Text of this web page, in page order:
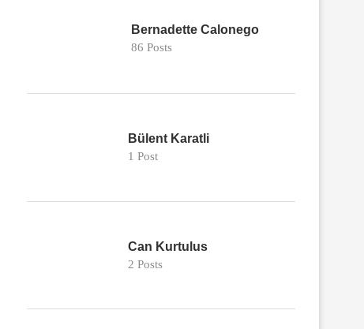
Bernadette Calonego
86 Posts
Bülent Karatli
1 Post
Can Kurtulus
2 Posts